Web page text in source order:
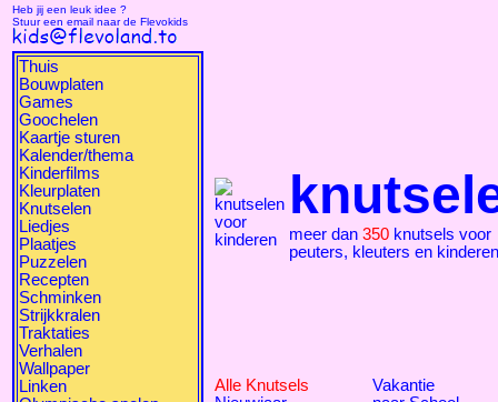
Heb jij een leuk idee ?
Stuur een email naar de Flevokids
Thuis
Bouwplaten
Games
Goochelen
Kaartje sturen
Kalender/thema
Kinderfilms
Kleurplaten
Knutselen
Liedjes
Plaatjes
Puzzelen
Recepten
Schminken
Strijkkralen
Traktaties
Verhalen
Wallpaper
Linken
meer dan 350 knutsels voor
peuters, kleuters en kinderen
Alle Knutsels
Vakantie